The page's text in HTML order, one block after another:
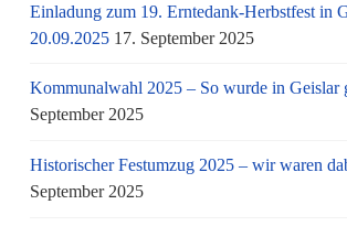
Einladung zum 19. Erntedank-Herbstfest in
20.09.2025 17. September 2025
Kommunalwahl 2025 – So wurde in Geislar
September 2025
Historischer Festumzug 2025 – wir waren
September 2025